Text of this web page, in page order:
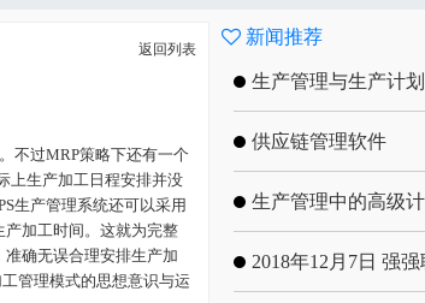
返回列表
不过MRP策略下还有一个
上生产加工日程安排并没
生产管理系统还可以采用
加工时间。这就为完整
确无误合理安排生产加
管理模式的思想意识与运
新闻推荐
供应链管理软件